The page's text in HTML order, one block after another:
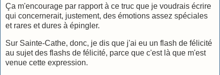
Ça m'encourage par rapport à ce truc que je voudrais écrire
qui concernerait, justement, des émotions assez spéciales
et rares et dures à épingler.
Sur Sainte-Cathe, donc, je dis que j'ai eu un flash de félicité
au sujet des flashs de félicité, parce que c'est là que m'est
venue cette expression.